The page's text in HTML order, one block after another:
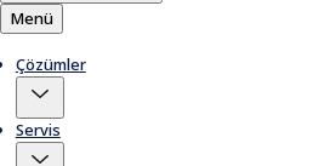
Menü
Çözümler
Servis